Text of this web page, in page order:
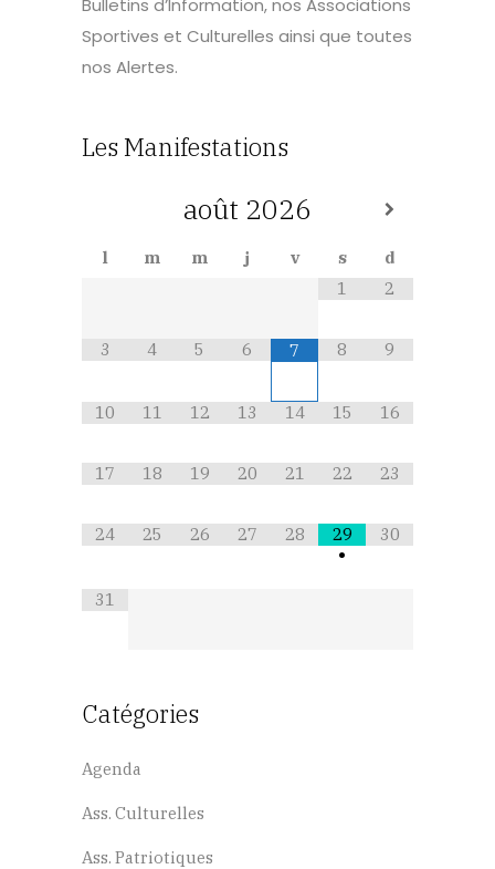
Sportives et Culturelles ainsi que toutes
nos Alertes.
Les Manifestations
août 2026
l m m j v s
d
1
2
3 4 5 6 7 8 9
10 11 12 13 14 15 16
17 18 19 20 21 22 23
24 25 26 27 28
29
•
30
31
Catégories
Agenda
Ass. Culturelles
Ass. Patriotiques